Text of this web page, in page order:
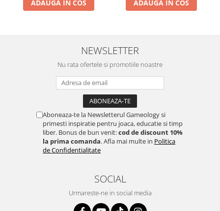
ADAUGA IN COS ADAUGA IN COS
NEWSLETTER
Nu rata ofertele si promotiile noastre
Aboneaza-te la Newsletterul Gameology si
primesti inspiratie pentru joaca, educatie si timp
liber. Bonus de bun venit:cod de discount 10%
la prima comanda. Afla mai multe in Politica
de Confidentialitate
SOCIAL
Urmareste-ne in social media